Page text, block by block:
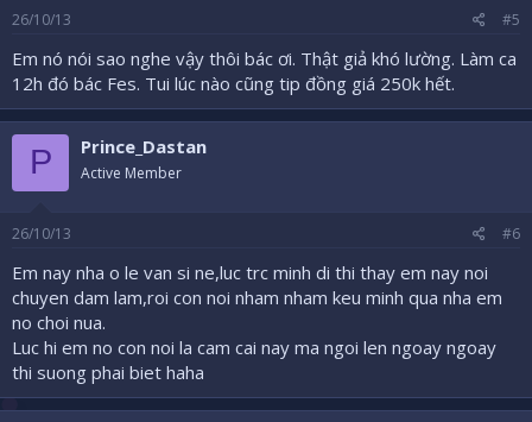
26/10/13 #5
Em nó nói sao nghe vậy thôi bác ơi. Thật giả khó lường. Làm ca
12h đó bác Fes. Tui lúc nào cũng tip đồng giá 250k hết.
P Prince_Dastan
Active Member
26/10/13 #6
Em nay nha o le van si ne,luc trc minh di thi thay em nay noi
chuyen dam lam,roi con noi nham nham keu minh qua nha em
no choi nua.
Luc hi em no con noi la cam cai nay ma ngoi len ngoay ngoay
thi suong phai biet haha